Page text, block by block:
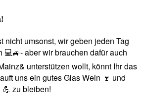
nicht umsonst, wir geben jeden Tag
💻🚙- aber wir brauchen dafür auch
unterstützen wollt, könnt Ihr das
uns ein gutes Glas Wein 🍷 und
zu bleiben!